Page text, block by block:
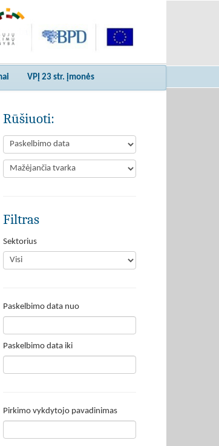
VPĮ 23 str. įmonės
Rūšiuoti:
Filtras
Sektorius
Paskelbimo data nuo
Paskelbimo data iki
Pirkimo vykdytojo pavadinimas